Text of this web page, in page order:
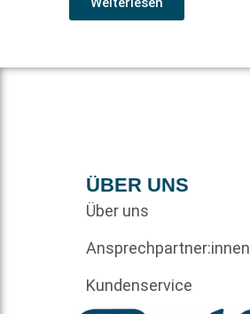
ÜBER UNS
Über uns
Ansprechpartner:innen
Kundenservice